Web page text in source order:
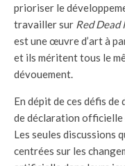
prioriser le
travailler sur Red Dead
est une œuvre d’art à
et ils méritent tous le
dévouement.
En dépit de ces défis de
de déclaration officielle
Les seules discussions
centrées sur les